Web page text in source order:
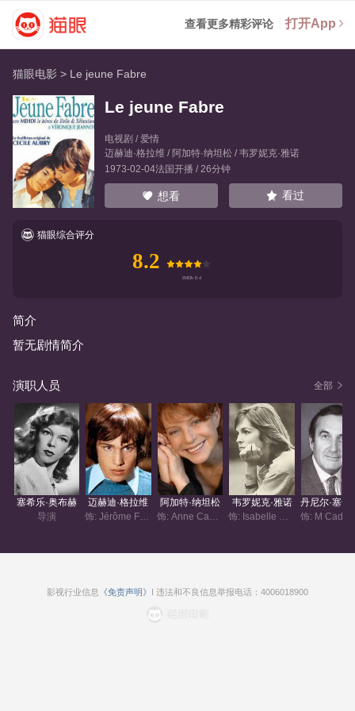
查看更多精彩评论 打开App
猫眼电影 > Le jeune Fabre
Le jeune Fabre
电视剧 / 爱情
迈赫迪·格拉维/ 阿加特·纳坦松 /韦罗妮克·雅诺
1973-02-04法国开播 / 26分钟
想看 看过
猫眼综合评分
8.2
简介
暂无剧情简介
演职人员 全部
塞希乐·奥布赫
导演
迈赫迪·格拉维
阿加特·纳坦松
韦罗妮克·雅诺
影视行业信息 《免责声明》 I 违法和不良信息举报电话：4006018900